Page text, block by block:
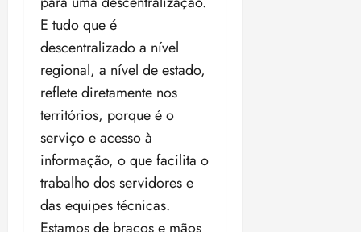
E tudo que é
descentralizado a nível
regional, a nível de estado,
reflete diretamente nos
territórios, porque é o
serviço e acesso à
informação, o que facilita o
trabalho dos servidores e
das equipes técnicas.
Estamos de braços e mãos